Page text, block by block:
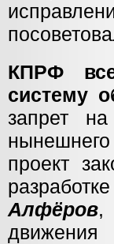
КПРФ
систему
запрет
проект
Алфёров,